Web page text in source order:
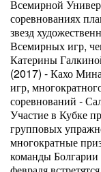
Всемирной
соревнованиях
звезд
Всемирных игр,
Катерины
(2017) - Кахо
игр,
соревнований -
Участие в Кубке
групповых
многократные
команды